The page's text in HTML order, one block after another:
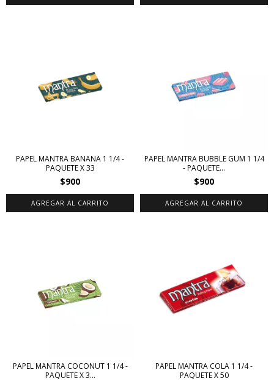
PAPEL MANTRA BANANA 1 1/4 -
PAQUETE X 33
$900
PAPEL MANTRA BUBBLE GUM 1 1/4
- PAQUETE...
$900
PAPEL MANTRA COCONUT 1 1/4 -
PAQUETE X 3...
PAPEL MANTRA COLA 1 1/4 -
PAQUETE X 50